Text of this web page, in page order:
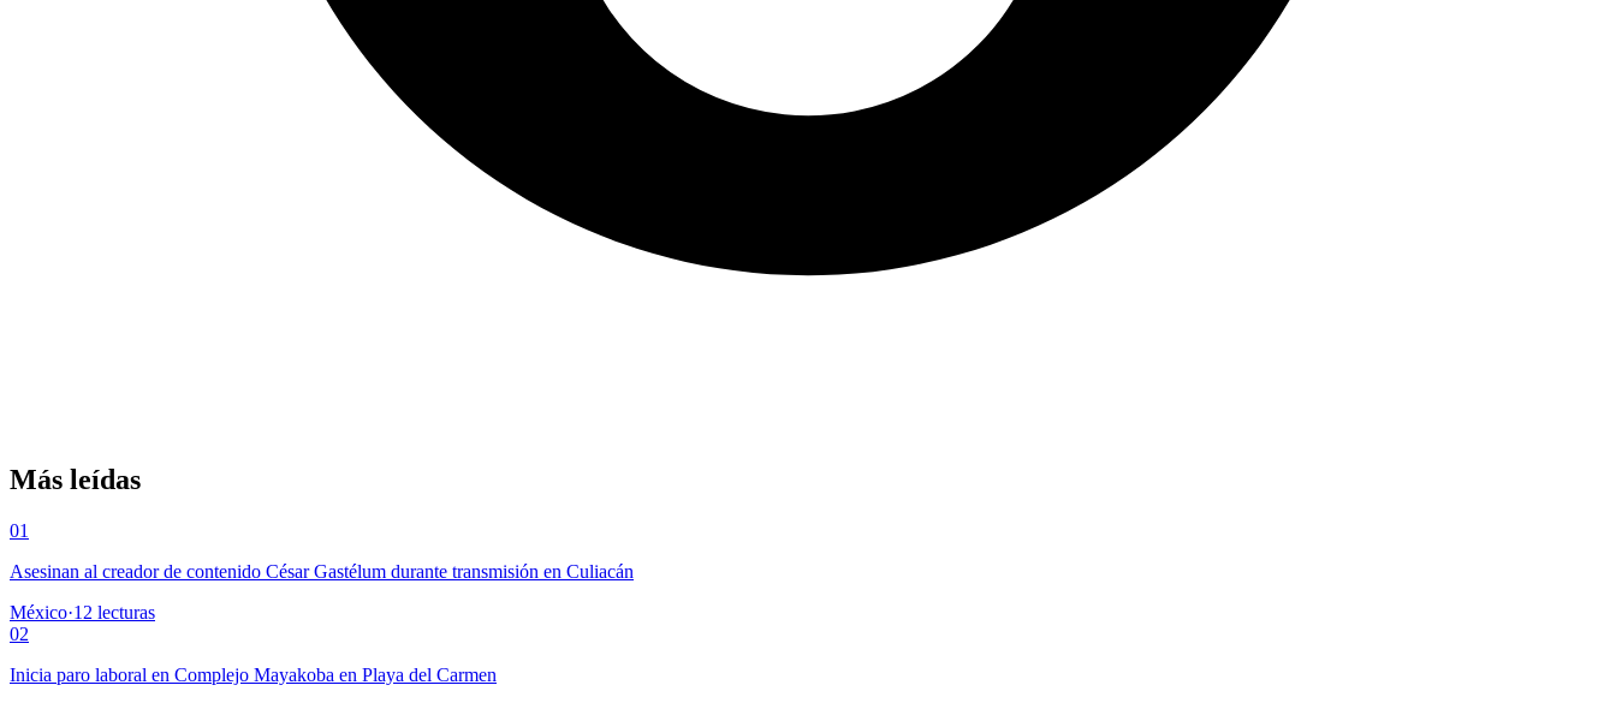
Más leídas
01
Asesinan al creador de contenido César Gastélum durante transmisión en Culiacán
México·12 lecturas
02
Inicia paro laboral en Complejo Mayakoba en Playa del Carmen